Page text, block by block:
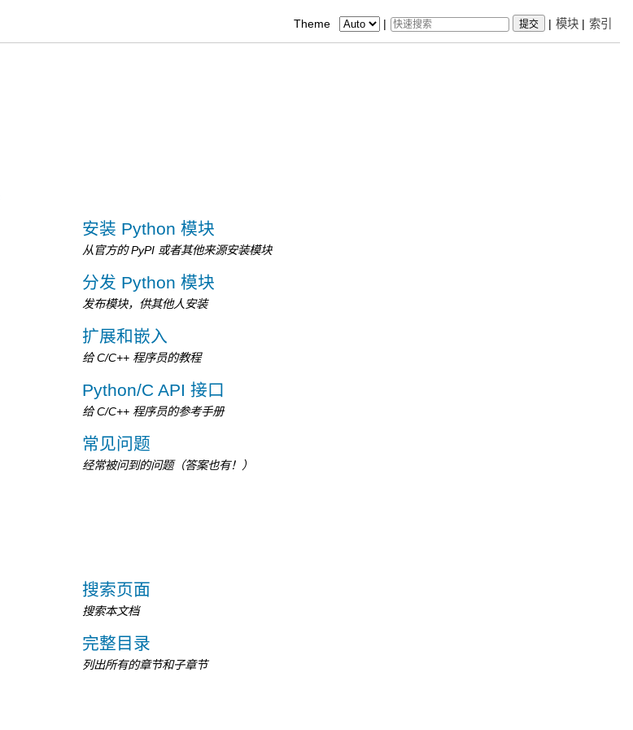
索引
模块 |
|
Theme |
安装 Python 模块
从官方的 PyPI 或者其他来源安装模块
分发 Python 模块
发布模块，供其他人安装
扩展和嵌入
给 C/C++ 程序员的教程
Python/C API 接口
给 C/C++ 程序员的参考手册
常见问题
经常被问到的问题（答案也有！）
搜索页面
搜索本文档
完整目录
列出所有的章节和子章节